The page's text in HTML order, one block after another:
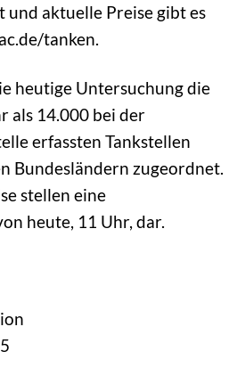
aktuelle Preise gibt es
tanken.
heutige Untersuchung die
als 14.000 bei der
erfassten Tankstellen
Bundesländern zugeordnet.
stellen eine
heute, 11 Uhr, dar.